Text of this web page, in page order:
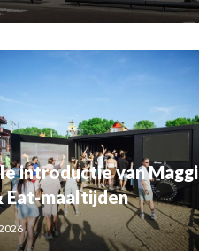
introductie van Maggi
Eat-maaltijden